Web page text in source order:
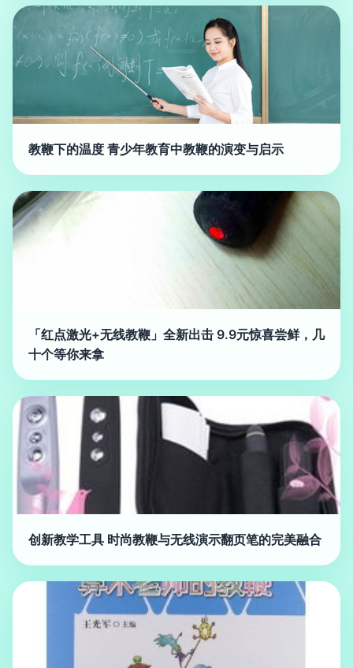
教鞭下的温度 青少年教育中教鞭的演变与启示
「红点激光+无线教鞭」全新出击 9.9元惊喜尝鲜，几
十个等你来拿
创新教学工具 时尚教鞭与无线演示翻页笔的完美融合